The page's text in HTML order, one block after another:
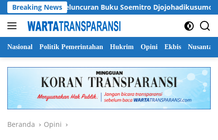
Langsung
ke
konten
Breaking News
Peluncuran Buku Soemitro Djojohadikusumo,
Nasional Politik Pemerintahan Hukrim Opini Ekbis Nusantara
Beranda Opini